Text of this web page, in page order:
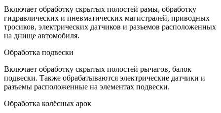
Включает обработку скрытых полостей рамы, обработку
гидравлических и пневматических магистралей, приводных
тросиков, электрических датчиков и разъемов расположенных
на днище автомобиля.
Обработка подвески
Включает обработку скрытых полостей рычагов, балок
подвески. Также обрабатываются электрические датчики и
разъемы расположенные на элементах подвески.
Обработка колёсных арок